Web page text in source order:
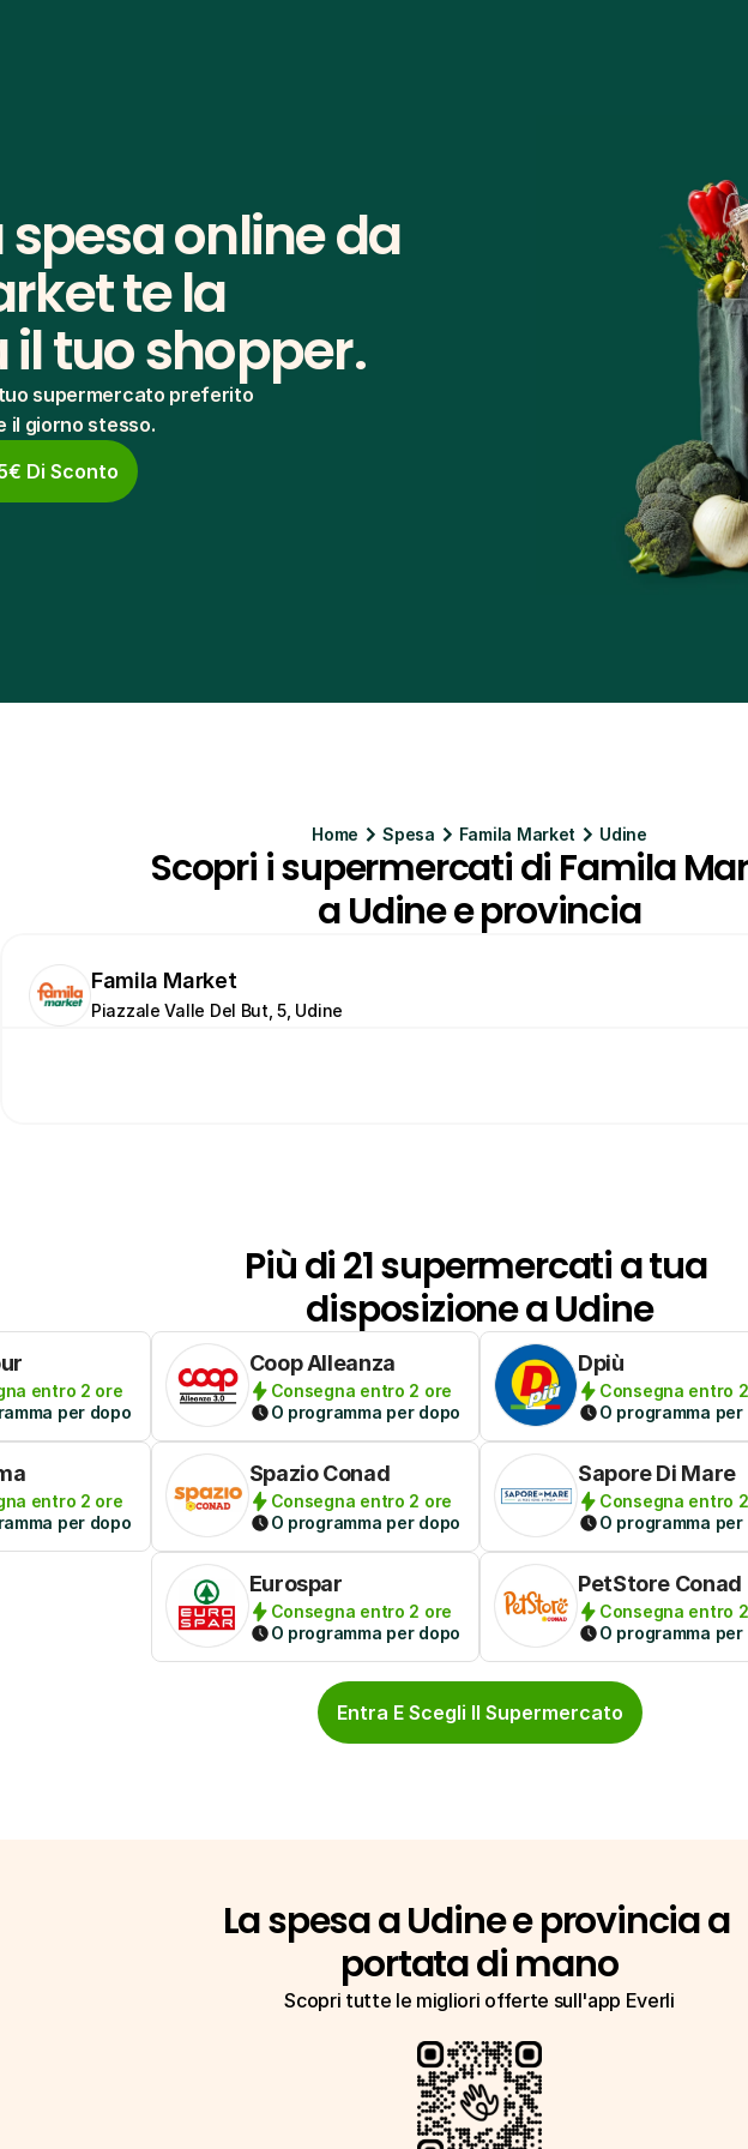
spesa online da
te la
tuo shopper.
supermercato preferito
il giorno stesso.
Di Sconto
Home Spesa Famila Market Udine
Scopri i supermercati di Famila
a Udine e provincia
Famila Market
Piazzale Valle Del But, 5, Udine
Più di 21 supermercati a tua
disposizione a Udine
entro 2 ore
per dopo
Coop Alleanza
Consegna entro 2 ore
O programma per dopo
Dpiù
Consegna entro
O programma per
entro 2 ore
per dopo
Spazio Conad
Consegna entro 2 ore
O programma per dopo
Sapore Di Mare
Consegna entro
O programma per
Eurospar
Consegna entro 2 ore
O programma per dopo
PetStore Conad
Consegna entro
O programma per
Entra E Scegli Il Supermercato
La spesa a Udine e provincia a
portata di mano
Scopri tutte le migliori offerte sull'app Everli